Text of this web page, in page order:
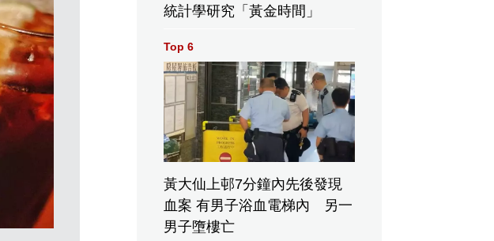
統計學研究「黃金時間」
Top 6
黃大仙上邨7分鐘內先後發現
血案 有男子浴血電梯內 另一
男子墮樓亡